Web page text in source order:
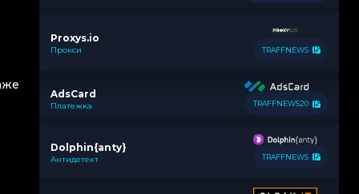
Proxys.io
Прокси TRAFFNEWS
AdsCard
Платежка TRAFFNEWS20
Dolphin{anty}
Антидетект TRAFFNEWS